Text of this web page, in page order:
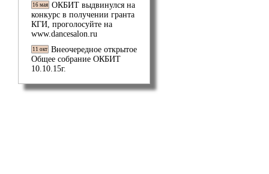
16 мая ОКБИТ выдвинулся на
конкурс в получении гранта
КГИ, проголосуйте на
www.dancesalon.ru
11 окт Внеочередное открытое
Общее собрание ОКБИТ
10.10.15г.